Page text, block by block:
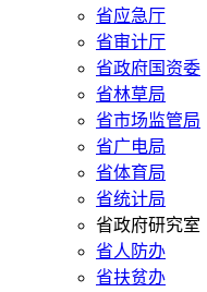
省应急厅
省审计厅
省政府国资委
省林草局
省市场监管局
省广电局
省体育局
省统计局
省政府研究室
省人防办
省扶贫办